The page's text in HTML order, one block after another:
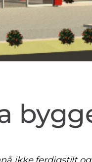
ikke ferdigstilt